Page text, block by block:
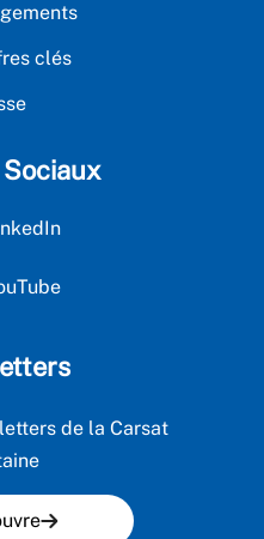
clés
de la Carsat